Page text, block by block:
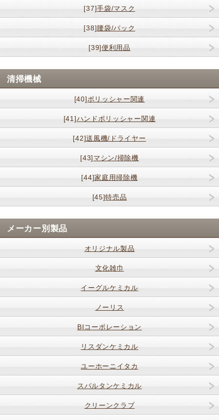
[37]手袋/マスク
[38]腰袋/バック
[39]便利用品
清掃機械
[40]ポリッシャー関連
[41]ハンドポリッシャー関連
[42]送風機/ドライヤー
[43]マシン/掃除機
[44]家庭用掃除機
[45]特売品
メーカー別製品
オリジナル製品
文化雑巾
イーグルケミカル
ノーリス
BIコーポレーション
リスダンケミカル
ユーホーニイタカ
スパルタンケミカル
クリーンクラブ